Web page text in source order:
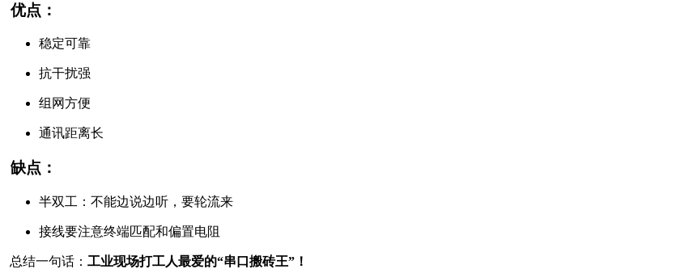
优点：
稳定可靠
抗干扰强
组网方便
通讯距离长
缺点：
半双工：不能边说边听，要轮流来
接线要注意终端匹配和偏置电阻
总结一句话： 工业现场打工人最爱的“串口搬砖王”！